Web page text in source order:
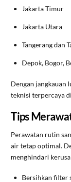
Jakarta Timur
Jakarta Utara
Tangerang dan
Depok, Bogor,
Dengan jangkauan
teknisi terpercaya
Tips
Perawatan rutin
air tetap optimal.
menghindari
Bersihkan filter